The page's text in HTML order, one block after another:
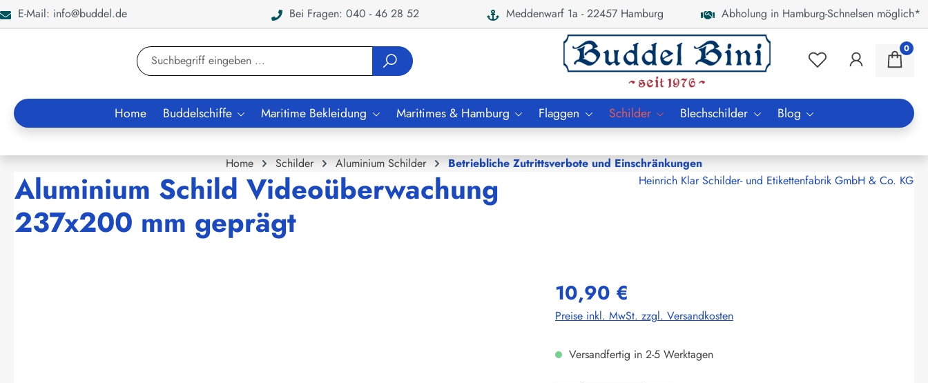
Zur Suche springen
E-Mail: info@buddel.de Bei Fragen: 040 - 46 28 52 Meddenwarf 1a - 22457 Hamburg Abholung in Hamburg-Schnelsen möglich*
0
Home Buddelschiffe Maritime Bekleidung Maritimes & Hamburg Flaggen Schilder Blechschilder Blog
Home Schilder Aluminium Schilder Betriebliche Zutrittsverbote und Einschränkungen
Aluminium Schild Videoüberwachung
237x200 mm geprägt
Heinrich Klar Schilder- und Etikettenfabrik GmbH & Co. KG
10,90 €
Preise inkl. MwSt. zzgl. Versandkosten
Versandfertig in 2-5 Werktagen